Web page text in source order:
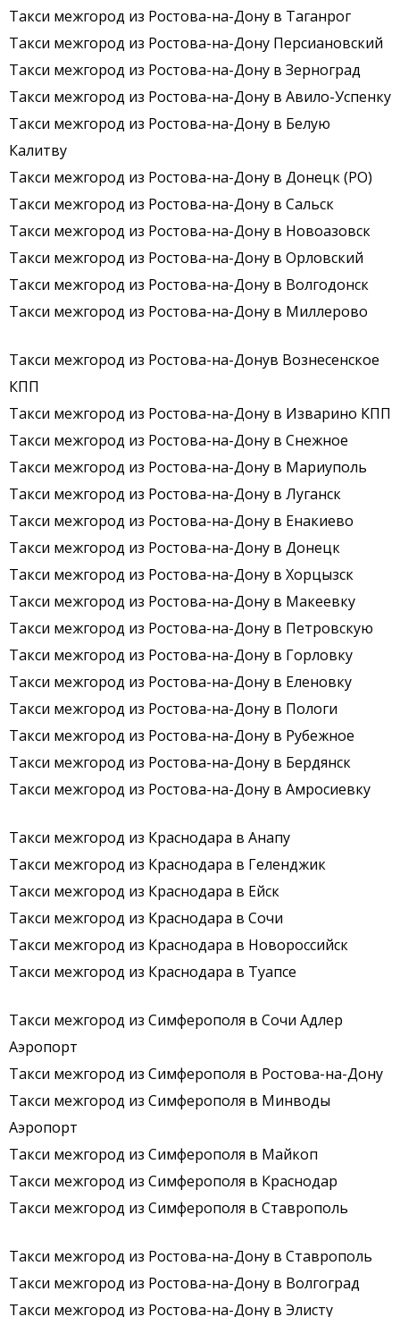
Такси межгород из Ростова-на-Дону в Таганрог
Такси межгород из Ростова-на-Дону Персиановский
Такси межгород из Ростова-на-Дону в Зерноград
Такси межгород из Ростова-на-Дону в Авило-Успенку
Такси межгород из Ростова-на-Дону в Белую
Калитву
Такси межгород из Ростова-на-Дону в Донецк (РО)
Такси межгород из Ростова-на-Дону в Сальск
Такси межгород из Ростова-на-Дону в Новоазовск
Такси межгород из Ростова-на-Дону в Орловский
Такси межгород из Ростова-на-Дону в Волгодонск
Такси межгород из Ростова-на-Дону в Миллерово
Такси межгород из Ростова-на-Донув Вознесенское
КПП
Такси межгород из Ростова-на-Дону в Изварино КПП
Такси межгород из Ростова-на-Дону в Снежное
Такси межгород из Ростова-на-Дону в Мариуполь
Такси межгород из Ростова-на-Дону в Луганск
Такси межгород из Ростова-на-Дону в Енакиево
Такси межгород из Ростова-на-Дону в Донецк
Такси межгород из Ростова-на-Дону в Хорцызск
Такси межгород из Ростова-на-Дону в Макеевку
Такси межгород из Ростова-на-Дону в Петровскую
Такси межгород из Ростова-на-Дону в Горловку
Такси межгород из Ростова-на-Дону в Еленовку
Такси межгород из Ростова-на-Дону в Пологи
Такси межгород из Ростова-на-Дону в Рубежное
Такси межгород из Ростова-на-Дону в Бердянск
Такси межгород из Ростова-на-Дону в Амросиевку
Такси межгород из Краснодара в Анапу
Такси межгород из Краснодара в Геленджик
Такси межгород из Краснодара в Ейск
Такси межгород из Краснодара в Сочи
Такси межгород из Краснодара в Новороссийск
Такси межгород из Краснодара в Туапсе
Такси межгород из Симферополя в Сочи Адлер
Аэропорт
Такси межгород из Симферополя в Ростова-на-Дону
Такси межгород из Симферополя в Минводы
Аэропорт
Такси межгород из Симферополя в Майкоп
Такси межгород из Симферополя в Краснодар
Такси межгород из Симферополя в Ставрополь
Такси межгород из Ростова-на-Дону в Ставрополь
Такси межгород из Ростова-на-Дону в Волгоград
Такси межгород из Ростова-на-Дону в Элисту